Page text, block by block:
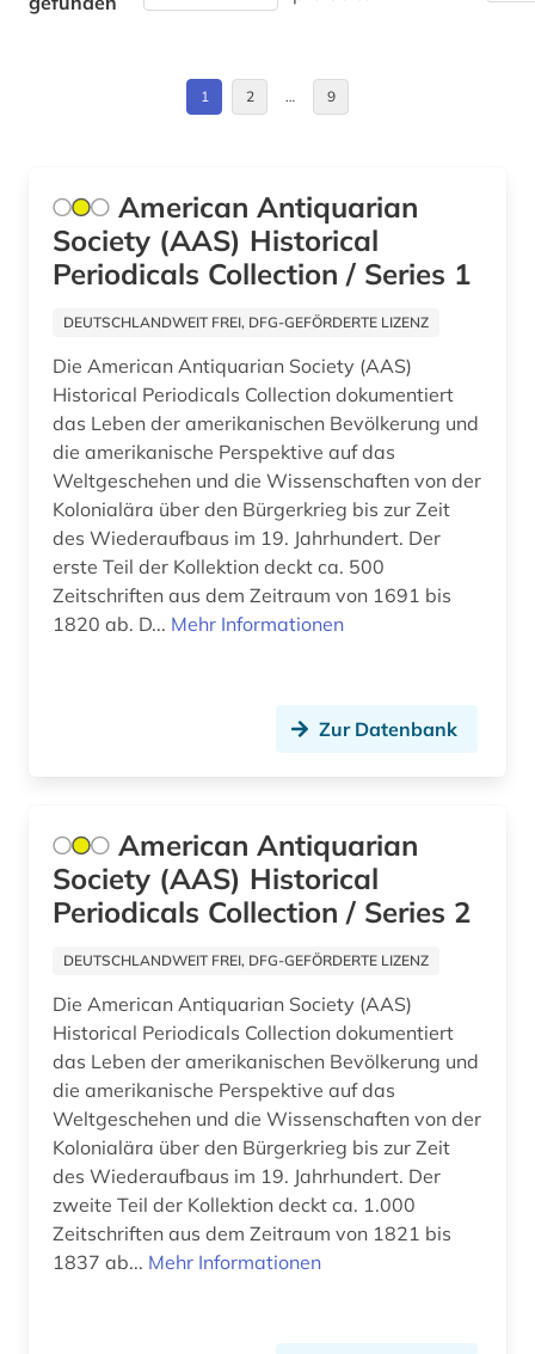
elektronisches buch (10)
entwicklung (1)
entwicklungsländer (1)
enzyklopädie (3)
europa (4)
europäische union (2)
und latino studies (1)
faksimile (2)
feminismus (1)
fid romanistik (1)
fid-asien (1)
film (1)
finanzpolitik (1)
frankreich (6)
französisch (2)
françois (1)
Griechenland (1)
Großbritannien (7)
Hamburg (1)
Hessen (1)
Israel (1)
Japan (2)
Jugoslawien (2)
Korea (1)
Kroatien (2)
Litauen (2)
Mecklenburg-Vorpommern (1)
Mittelamerika (6)
Moldawien (2)
Montenegro (2)
Niederlande (1)
Niedersachsen (1)
Nordrhein-Westfalen (2)
Norwegen (1)
Oesterreich (3)
1 2 … 9
American Antiquarian
Society (AAS) Historical
Periodicals Collection / Series 1
DEUTSCHLANDWEIT FREI, DFG-GEFÖRDERTE LIZENZ
Die American Antiquarian Society (AAS)
Historical Periodicals Collection dokumentiert
das Leben der amerikanischen Bevölkerung und
die amerikanische Perspektive auf das
Weltgeschehen und die Wissenschaften von der
Kolonialära über den Bürgerkrieg bis zur Zeit
des Wiederaufbaus im 19. Jahrhundert. Der
erste Teil der Kollektion deckt ca. 500
Zeitschriften aus dem Zeitraum von 1691 bis
1820 ab. D... Mehr Informationen
Zur Datenbank
American Antiquarian
Society (AAS) Historical
Periodicals Collection / Series 2
DEUTSCHLANDWEIT FREI, DFG-GEFÖRDERTE LIZENZ
Die American Antiquarian Society (AAS)
Historical Periodicals Collection dokumentiert
das Leben der amerikanischen Bevölkerung und
die amerikanische Perspektive auf das
Weltgeschehen und die Wissenschaften von der
Kolonialära über den Bürgerkrieg bis zur Zeit
des Wiederaufbaus im 19. Jahrhundert. Der
zweite Teil der Kollektion deckt ca. 1.000
Zeitschriften aus dem Zeitraum von 1821 bis
1837 ab... Mehr Informationen